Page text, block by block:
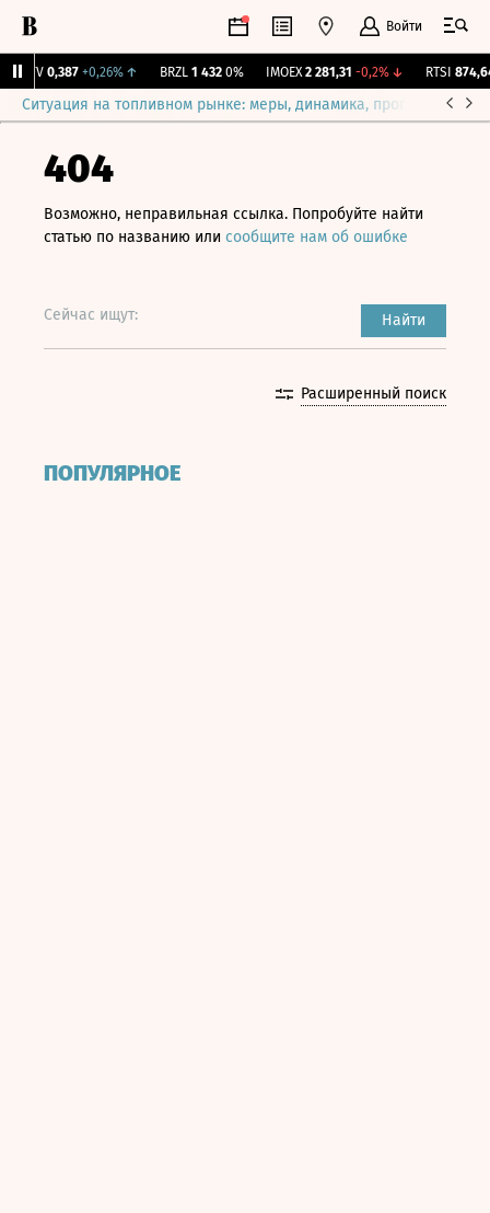
Войти
0,387 +0,26%↑ BRZL 1 432 0% IMOEX 2 281,31 -0,2%↓ RTSI 874,64
Ситуация на топливном рынке: меры, динамика, прогнозы
404
Возможно, неправильная ссылка. Попробуйте найти
статью по названию или сообщите нам об ошибке
Сейчас ищут: Найти
Расширенный поиск
ПОПУЛЯРНОЕ